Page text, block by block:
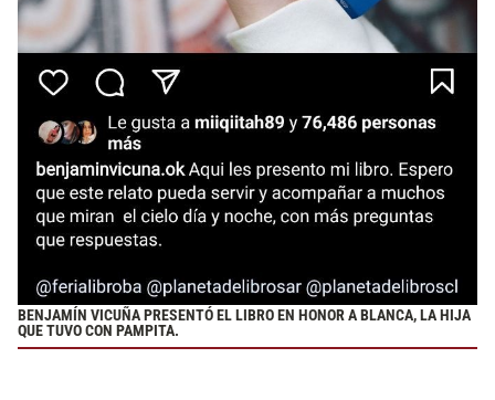
BENJAMÍN VICUÑA PRESENTÓ EL LIBRO EN HONOR A BLANCA, LA HIJA
QUE TUVO CON PAMPITA.